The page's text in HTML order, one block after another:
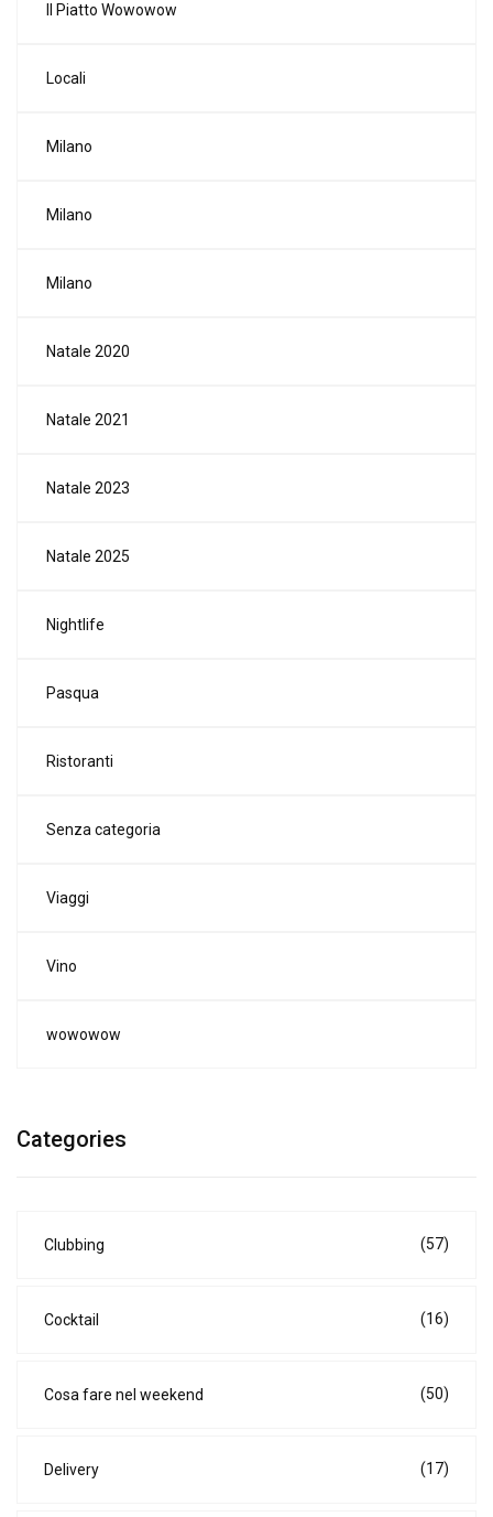
Il Piatto Wowowow
Locali
Milano
Milano
Milano
Natale 2020
Natale 2021
Natale 2023
Natale 2025
Nightlife
Pasqua
Ristoranti
Senza categoria
Viaggi
Vino
wowowow
Categories
Clubbing (57)
Cocktail (16)
Cosa fare nel weekend (50)
Delivery (17)